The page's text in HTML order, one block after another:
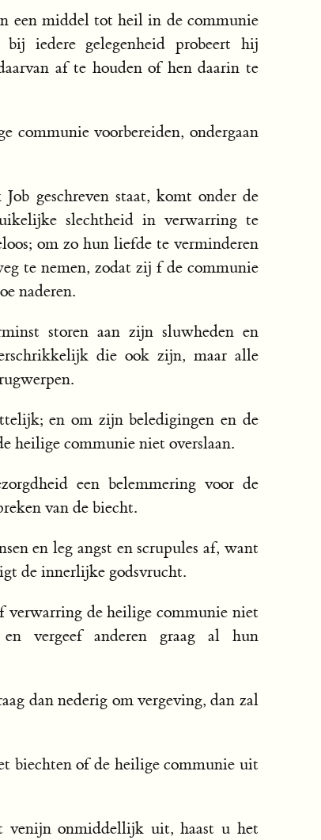
een middel tot heil in de communie
iedere gelegenheid probeert hij
af te houden of hen daarin te
communie voorbereiden, ondergaan
geschreven staat, komt onder de
slechtheid in verwarring te
om zo hun liefde te verminderen
te nemen, zodat zij f de communie
naderen.
storen aan zijn sluwheden en
die ook zijn, maar alle
en om zijn beledigingen en de
heilige communie niet overslaan.
een belemmering voor de
van de biecht.
en leg angst en scrupules af, want
de innerlijke godsvrucht.
verwarring de heilige communie niet
vergeef anderen graag al hun
dan nederig om vergeving, dan zal
biechten of de heilige communie uit
venijn onmiddellijk uit, haast u het